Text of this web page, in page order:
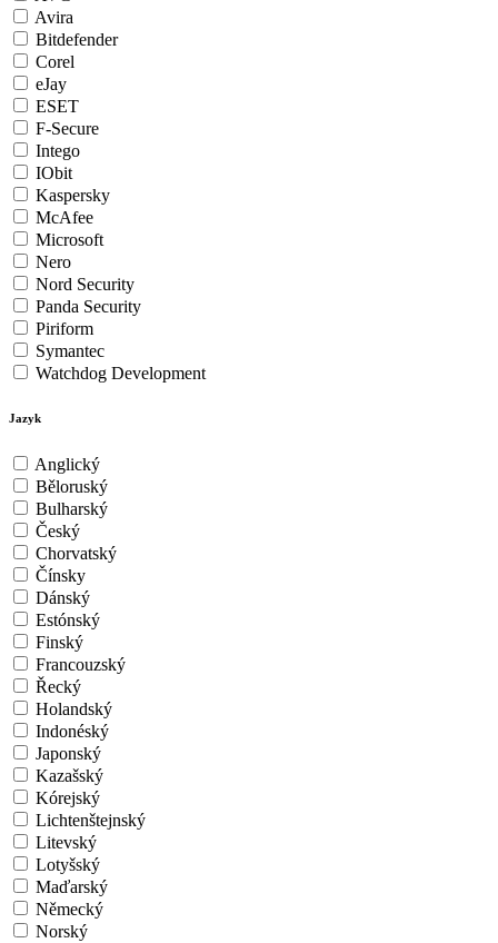
Avira
Bitdefender
Corel
eJay
ESET
F-Secure
Intego
IObit
Kaspersky
McAfee
Microsoft
Nero
Nord Security
Panda Security
Piriform
Symantec
Watchdog Development
Jazyk
Anglický
Běloruský
Bulharský
Český
Chorvatský
Čínsky
Dánský
Estónský
Finský
Francouzský
Řecký
Holandský
Indonéský
Japonský
Kazašský
Kórejský
Lichtenštejnský
Litevský
Lotyšský
Maďarský
Německý
Norský